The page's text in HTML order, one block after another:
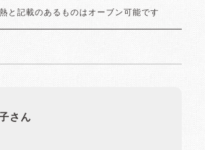
と記載のあるものはオーブン可能です
さん